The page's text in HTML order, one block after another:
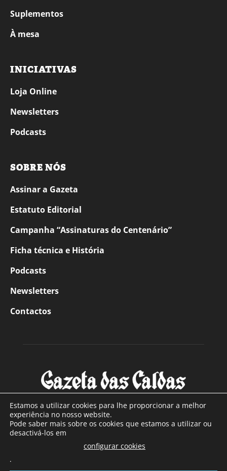
Suplementos
À mesa
INICIATIVAS
Loja Online
Newsletters
Podcasts
SOBRE NÓS
Assinar a Gazeta
Estatuto Editorial
Campanha “Assinaturas do Centenário”
Ficha técnica e História
Podcasts
Newsletters
Contactos
SOBRE NÓS
Com sede nas Caldas da Rainha e mais de 90 anos de
Estamos a utilizar cookies para lhe proporcionar a melhor
experiência no nosso website.
Pode saber mais sobre os cookies que estamos a utilizar ou
desactivá-los em
configurar cookies
.